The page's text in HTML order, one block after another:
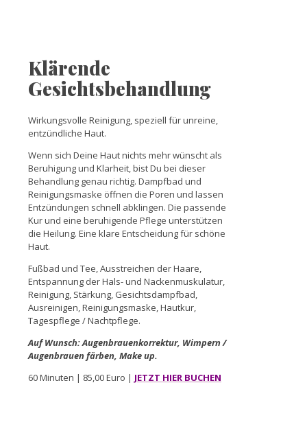
Klärende
Gesichtsbehandlung
Wirkungsvolle Reinigung, speziell für unreine,
entzündliche Haut.
Wenn sich Deine Haut nichts mehr wünscht als
Beruhigung und Klarheit, bist Du bei dieser
Behandlung genau richtig. Dampfbad und
Reinigungsmaske öffnen die Poren und lassen
Entzündungen schnell abklingen. Die passende
Kur und eine beruhigende Pflege unterstützen
die Heilung. Eine klare Entscheidung für schöne
Haut.
Fußbad und Tee, Ausstreichen der Haare,
Entspannung der Hals- und Nackenmuskulatur,
Reinigung, Stärkung, Gesichtsdampfbad,
Ausreinigen, Reinigungsmaske, Hautkur,
Tagespflege / Nachtpflege.
Auf Wunsch: Augenbrauenkorrektur, Wimpern /
Augenbrauen färben, Make up.
60 Minuten | 85,00 Euro | JETZT HIER BUCHEN